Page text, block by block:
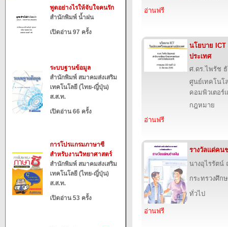
พูดอย่างไรให้จับใจคนรัก
สำนักพิมพ์ น้ำฝน
เปิดอ่าน 97 ครั้ง
ระบบฐานข้อมูล
สำนักพิมพ์ สมาคมส่งเสริม
เทคโนโลยี (ไทย-ญี่ปุ่น)
ส.ส.ท.
เปิดอ่าน 66 ครั้ง
การโปรแกรมภาษาซี
สำหรับงานวิทยาศาสตร์
สำนักพิมพ์ สมาคมส่งเสริม
เทคโนโลยี (ไทย-ญี่ปุ่น)
ส.ส.ท.
เปิดอ่าน 53 ครั้ง
อ่านฟรี
นโยบาย ICT
ประเทศ
ศ.ดร.ไพรัช
ศูนย์เทคโนโ
คอมพิวเตอร์
กฎหมาย
อ่านฟรี
รางวัลแด่คน
นางอุไรรัตน์
กระทรวงศึก
ทั่วไป
อ่านฟรี